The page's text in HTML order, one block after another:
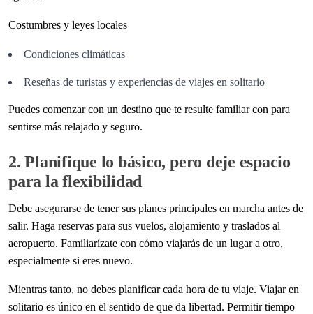
Costumbres y leyes locales
Condiciones climáticas
Reseñas de turistas y experiencias de viajes en solitario
Puedes comenzar con un destino que te resulte familiar con para
sentirse más relajado y seguro.
2. Planifique lo básico, pero deje espacio
para la flexibilidad
Debe asegurarse de tener sus planes principales en marcha antes de
salir. Haga reservas para sus vuelos, alojamiento y traslados al
aeropuerto. Familiarízate con cómo viajarás de un lugar a otro,
especialmente si eres nuevo.
Mientras tanto, no debes planificar cada hora de tu viaje. Viajar en
solitario es único en el sentido de que da libertad. Permitir tiempo